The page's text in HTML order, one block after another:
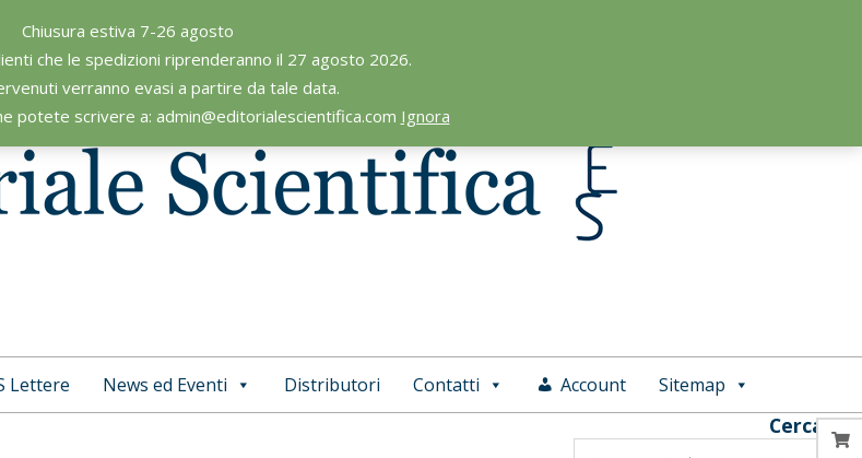
Chiusura estiva 7-26 agosto
che le spedizioni riprenderanno il 27 agosto 2026.
verranno evasi a partire da tale data.
potete scrivere a: admin@editorialescientifica.com Ignora
Primary
Lettere News ed Eventi Distributori Contatti Account Sitemap
Cerca